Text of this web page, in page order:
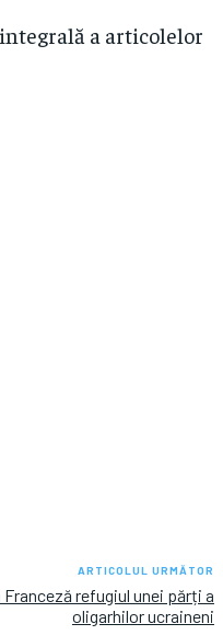
a articolelor
ARTICOLUL URMĂTOR
Franceză refugiul unei părți a
oligarhilor ucraineni